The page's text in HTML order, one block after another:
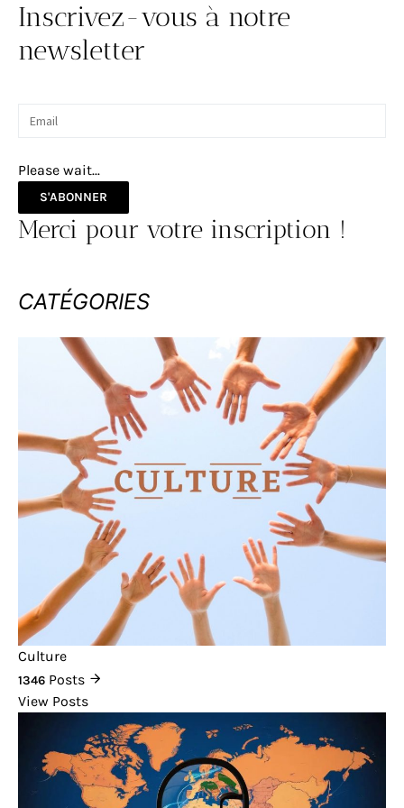
Inscrivez-vous à notre
newsletter
Please wait...
S'ABONNER
Merci pour votre inscription !
CATÉGORIES
Culture
1346 Posts
View Posts